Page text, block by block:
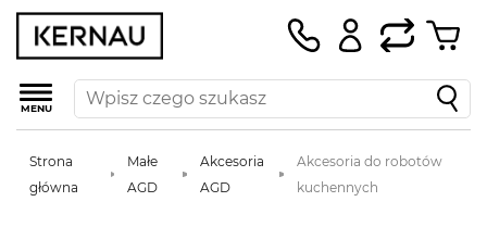
MENU
Strona
główna
Małe
AGD
Akcesoria
AGD
Akcesoria do robotów
kuchennych